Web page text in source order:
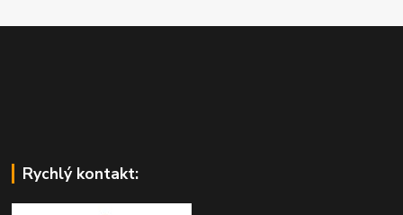
Rychlý kontakt: